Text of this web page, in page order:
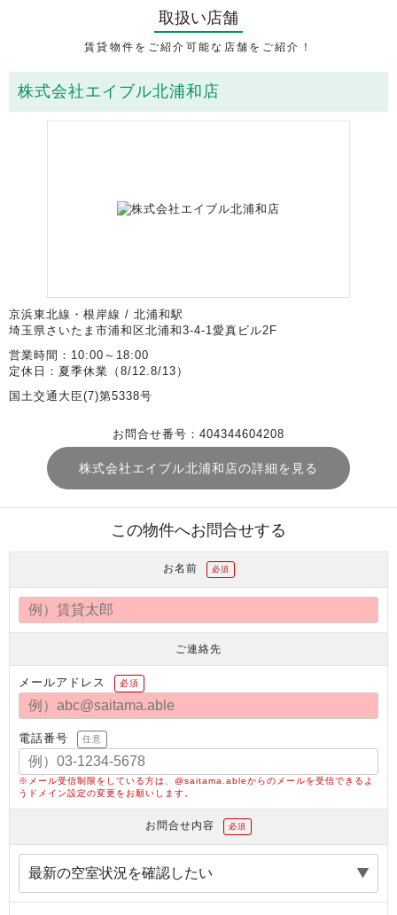
取扱い店舗
賃貸物件をご紹介可能な店舗をご紹介！
株式会社エイブル北浦和店
京浜東北線・根岸線 / 北浦和駅
埼玉県さいたま市浦和区北浦和3-4-1愛真ビル2F
営業時間：10:00～18:00
定休日：夏季休業（8/12.8/13）
国土交通大臣(7)第5338号
お問合せ番号：404344604208
株式会社エイブル北浦和店の詳細を見る
この物件へお問合せする
お名前 必須
ご連絡先
メールアドレス 必須
電話番号 任意
※メール受信制限をしている方は、@saitama.ableからのメールを受信できるよ
うドメイン設定の変更をお願いします。
お問合せ内容 必須